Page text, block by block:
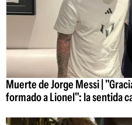
Muerte de Jorge Messi |
formado a Lionel": la sentida